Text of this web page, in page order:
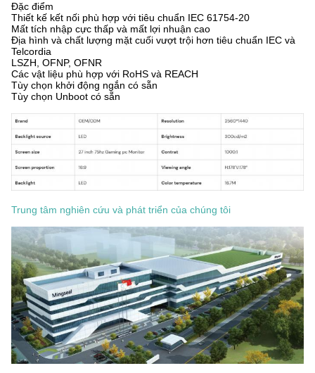
Đặc điểm
Thiết kế kết nối phù hợp với tiêu chuẩn IEC 61754-20
Mất tích nhập cực thấp và mất lợi nhuận cao
Địa hình và chất lượng mặt cuối vượt trội hơn tiêu chuẩn IEC và
Telcordia
LSZH, OFNP, OFNR
Các vật liệu phù hợp với RoHS và REACH
Tùy chọn khởi động ngắn có sẵn
Tùy chọn Unboot có sẵn
Trung tâm nghiên cứu và phát triển của chúng tôi